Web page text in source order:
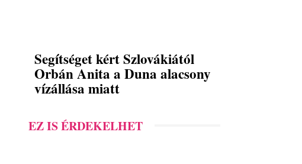
Segítséget kért Szlovákiától
Orbán Anita a Duna alacsony
vízállása miatt
EZ IS ÉRDEKELHET